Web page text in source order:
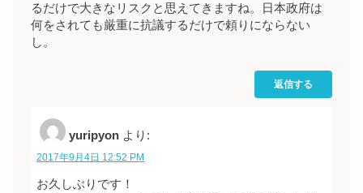
るだけで大きなリスクと思えてきますね。日本政府は
何をされても厳重に抗議するだけで頼りにならない
し。
返信する
yuripyon より:
2017年9月4日 12:52 PM
お久しぶりです！